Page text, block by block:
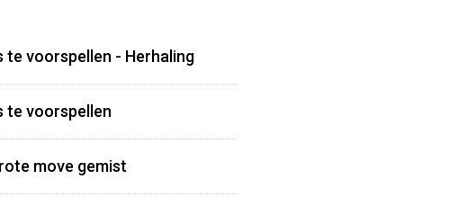
te voorspellen - Herhaling
te voorspellen
move gemist